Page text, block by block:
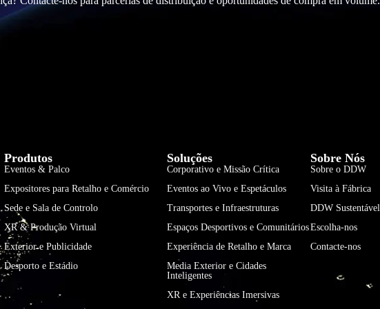
Produtos
Eventos & Palco
Expositores para Retalho e Comércio
Sede e Sala de Controlo
XR & Produção Virtual
Exterior e Publicidade
Desporto e Estádio
Soluções
Corporativo e Missão Crítica
Eventos ao Vivo e Espetáculos
Transportes e Infraestruturas
Espaços Desportivos e Comunitários
Experiência de Retalho e Marca
Media Exterior e Cidades
Inteligentes
XR e Experiências Imersivas
Sobre Nós
Sobre o DDW
Visita à Fábrica
DDW Sustentável
Escolha-nos
Contacte-nos